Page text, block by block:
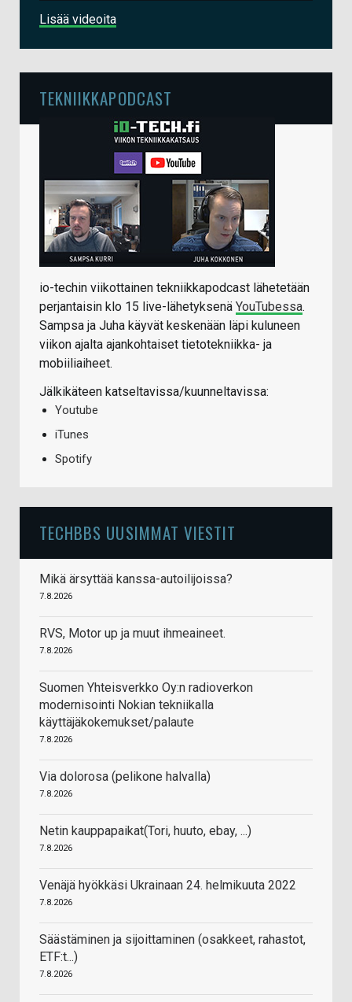
Lisää videoita
TEKNIIKKAPODCAST
io-techin viikottainen tekniikkapodcast lähetetään
perjantaisin klo 15 live-lähetyksenä YouTubessa.
Sampsa ja Juha käyvät keskenään läpi kuluneen
viikon ajalta ajankohtaiset tietotekniikka- ja
mobiiliaiheet.
Jälkikäteen katseltavissa/kuunneltavissa:
Youtube
iTunes
Spotify
TECHBBS UUSIMMAT VIESTIT
Mikä ärsyttää kanssa-autoilijoissa?
7.8.2026
RVS, Motor up ja muut ihmeaineet.
7.8.2026
Suomen Yhteisverkko Oy:n radioverkon
modernisointi Nokian tekniikalla
käyttäjäkokemukset/palaute
7.8.2026
Via dolorosa (pelikone halvalla)
7.8.2026
Netin kauppapaikat(Tori, huuto, ebay, ...)
7.8.2026
Venäjä hyökkäsi Ukrainaan 24. helmikuuta 2022
7.8.2026
Säästäminen ja sijoittaminen (osakkeet, rahastot,
ETF:t...)
7.8.2026